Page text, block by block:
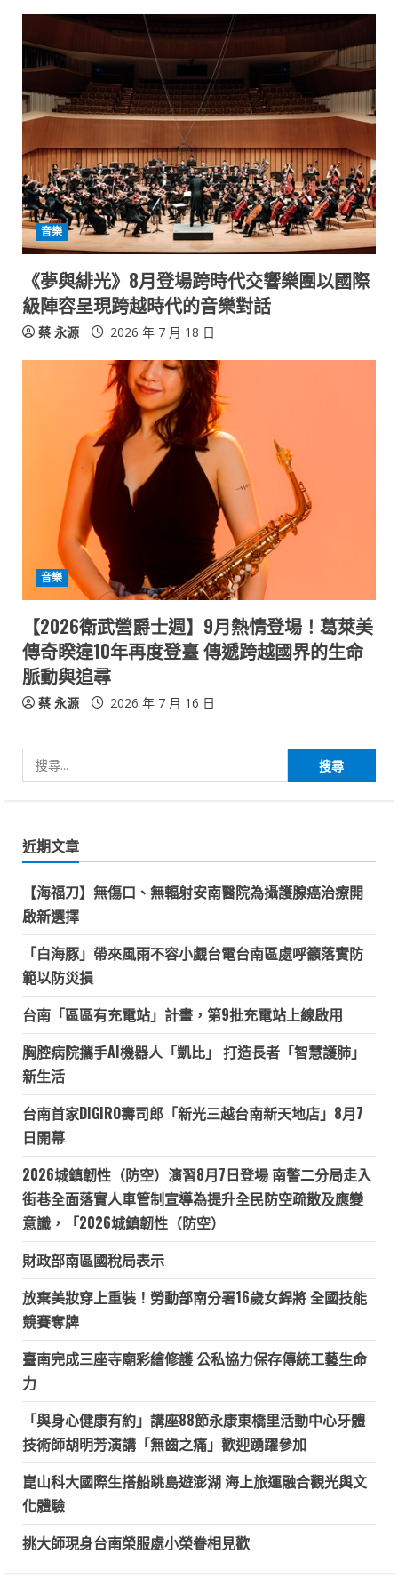
音樂
《夢與緋光》8月登場跨時代交響樂團以國際
級陣容呈現跨越時代的音樂對話
蔡 永源 2026 年 7 月 18 日
音樂
【2026衛武營爵士週】9月熱情登場！葛萊美
傳奇睽違10年再度登臺 傳遞跨越國界的生命
脈動與追尋
蔡 永源 2026 年 7 月 16 日
尋
字:
近期文章
【海福刀】無傷口、無輻射安南醫院為攝護腺癌治療開
啟新選擇
「白海豚」帶來風雨不容小覷台電台南區處呼籲落實防
範以防災損
台南「區區有充電站」計畫，第9批充電站上線啟用
胸腔病院攜手AI機器人「凱比」 打造長者「智慧護肺」
新生活
台南首家DIGIRO壽司郎「新光三越台南新天地店」8月7
日開幕
2026城鎮韌性（防空）演習8月7日登場 南警二分局走入
街巷全面落實人車管制宣導為提升全民防空疏散及應變
意識，「2026城鎮韌性（防空）
財政部南區國稅局表示
放棄美妝穿上重裝！勞動部南分署16歲女銲將 全國技能
競賽奪牌
臺南完成三座寺廟彩繪修護 公私協力保存傳統工藝生命
力
「與身心健康有約」講座88節永康東橋里活動中心牙體
技術師胡明芳演講「無齒之痛」歡迎踴躍參加
崑山科大國際生搭船跳島遊澎湖 海上旅運融合觀光與文
化體驗
挑大師現身台南榮服處小榮眷相見歡